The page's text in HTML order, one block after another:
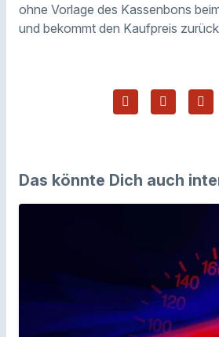
ohne Vorlage des Kassenbons
und bekommt den Kaufpreis
Das könnte Dich auch